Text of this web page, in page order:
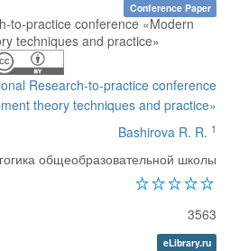
Conference Paper
Research-to-practice conference
theory techniques and practice»
Bashirova R. R. 1
общеобразовательной школы
3563
eLibrary.ru